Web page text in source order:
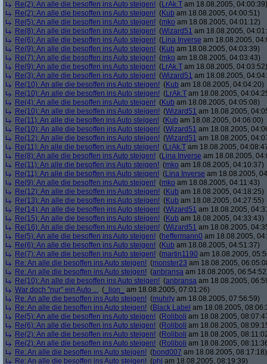
Re(2): An alle die besoffen ins Auto steigen! (LrAk.T am 18.08.2005, 04:00:39)
Re(2): An alle die besoffen ins Auto steigen! (Kub am 18.08.2005, 04:00:51)
Re(5): An alle die besoffen ins Auto steigen! (mko am 18.08.2005, 04:01:12)
Re(8): An alle die besoffen ins Auto steigen! (Wizard51 am 18.08.2005,
Re(6): An alle die besoffen ins Auto steigen! (Lina Inverse am 18.08.2005,
Re(9): An alle die besoffen ins Auto steigen! (Kub am 18.08.2005, 04:03:39)
Re(7): An alle die besoffen ins Auto steigen! (mko am 18.08.2005, 04:03:43)
Re(9): An alle die besoffen ins Auto steigen! (LrAk.T am 18.08.2005, 04:03:52)
Re(3): An alle die besoffen ins Auto steigen! (Wizard51 am 18.08.2005,
Re(10): An alle die besoffen ins Auto steigen! (Kub am 18.08.2005, 04:04:20)
Re(10): An alle die besoffen ins Auto steigen! (LrAk.T am 18.08.2005,
Re(4): An alle die besoffen ins Auto steigen! (Kub am 18.08.2005, 04:05:08)
Re(10): An alle die besoffen ins Auto steigen! (Wizard51 am 18.08.2005,
Re(11): An alle die besoffen ins Auto steigen! (Kub am 18.08.2005, 04:06:00)
Re(10): An alle die besoffen ins Auto steigen! (Wizard51 am 18.08.2005,
Re(12): An alle die besoffen ins Auto steigen! (Wizard51 am 18.08.2005,
Re(11): An alle die besoffen ins Auto steigen! (LrAk.T am 18.08.2005,
Re(8): An alle die besoffen ins Auto steigen! (Lina Inverse am 18.08.2005,
Re(11): An alle die besoffen ins Auto steigen! (mko am 18.08.2005, 04:10:37)
Re(11): An alle die besoffen ins Auto steigen! (Lina Inverse am 18.08.2005,
Re(9): An alle die besoffen ins Auto steigen! (mko am 18.08.2005, 04:11:43)
Re(12): An alle die besoffen ins Auto steigen! (Kub am 18.08.2005, 04:18:25)
Re(13): An alle die besoffen ins Auto steigen! (Kub am 18.08.2005, 04:27:55)
Re(14): An alle die besoffen ins Auto steigen! (Wizard51 am 18.08.2005,
Re(15): An alle die besoffen ins Auto steigen! (Kub am 18.08.2005, 04:33:43)
Re(16): An alle die besoffen ins Auto steigen! (Wizard51 am 18.08.2005,
Re(5): An alle die besoffen ins Auto steigen! (heffermann0 am 18.08.2005,
Re(6): An alle die besoffen ins Auto steigen! (Kub am 18.08.2005, 04:51:37)
Re(7): An alle die besoffen ins Auto steigen! (martin1190 am 18.08.2005,
Re: An alle die besoffen ins Auto steigen! (monster23 am 18.08.2005,
Re: An alle die besoffen ins Auto steigen! (anbransa am 18.08.2005,
Re(10): An alle die besoffen ins Auto steigen! (anbransa am 18.08.2005,
War doch "nur" ein Auto ... ( _lion_
am 18.08.2005, 07:01:26)
Re: An alle die besoffen ins Auto steigen! (muhrly am 18.08.2005, 07:56:59)
Re: An alle die besoffen ins Auto steigen! (Black Label am 18.08.2005,
Re(5): An alle die besoffen ins Auto steigen! (Roliboli am 18.08.2005,
Re(6): An alle die besoffen ins Auto steigen! (Roliboli am 18.08.2005,
Re(2): An alle die besoffen ins Auto steigen! (Roliboli am 18.08.2005,
Re(2): An alle die besoffen ins Auto steigen! (Roliboli am 18.08.2005,
Re: An alle die besoffen ins Auto steigen! (bond007 am 18.08.2005, 08:17:18)
Re: An alle die besoffen ins Auto steigen! (phj am 18.08.2005, 08:19:39)